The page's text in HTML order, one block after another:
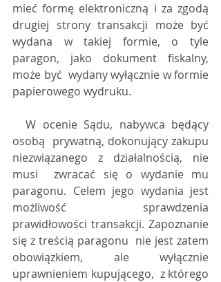
mieć formę elektroniczną i za zgodą
drugiej strony transakcji może być
wydana w takiej formie, o tyle
paragon, jako dokument fiskalny,
może być  wydany wyłącznie w formie
papierowego wydruku.
osobą  prywatną, dokonujący zakupu
niezwiązanego z działalnością, nie
musi  zwracać się o wydanie mu
paragonu. Celem jego wydania jest
możliwość  sprawdzenia
prawidłowości transakcji. Zapoznanie
się z treścią paragonu  nie jest zatem
obowiązkiem, ale wyłącznie
uprawnieniem kupującego,  z którego